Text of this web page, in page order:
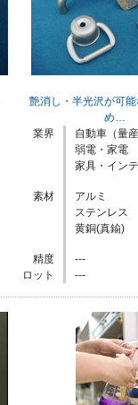
艶消し・半光沢が可
め…
業界
自動車（量産
弱電・家電
家具・イン
素材
アルミ
ステンレス
黄銅(真鍮)
精度
---
ロット
---